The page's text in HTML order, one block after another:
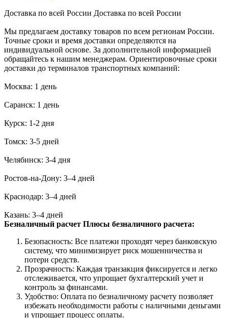
Доставка по всей России Доставка по всей России
Мы предлагаем доставку товаров по всем регионам России.
Точные сроки и время доставки определяются на
индивидуальной основе. За дополнительной информацией
обращайтесь к нашим менеджерам. Ориентировочные сроки
доставки до терминалов транспортных компаний:
Москва: 1 день
Саранск: 1 день
Курск: 1-2 дня
Томск: 3-5 дней
Челябинск: 3-4 дня
Ростов-на-Дону: 3–4 дней
Краснодар: 3–4 дней
Казань: 3–4 дней
Безналичный расчет Плюсы безналичного расчета:
Безопасность: Все платежи проходят через банковскую
систему, что минимизирует риск мошенничества и
потери средств.
Прозрачность: Каждая транзакция фиксируется и легко
отслеживается, что упрощает бухгалтерский учет и
контроль за финансами.
Удобство: Оплата по безналичному расчету позволяет
избежать необходимости работы с наличными деньгами
и упрощает процесс оплаты.